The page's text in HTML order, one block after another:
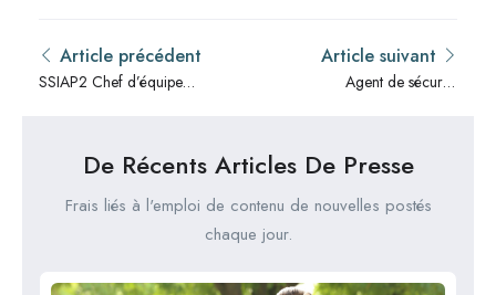
Article précédent
SSIAP2 Chef d’équipe
formation, rôle et
compétences
Article suivant
Agent de sécurité
De Récents Articles De Presse
Frais liés à l'emploi de contenu de nouvelles postés
chaque jour.